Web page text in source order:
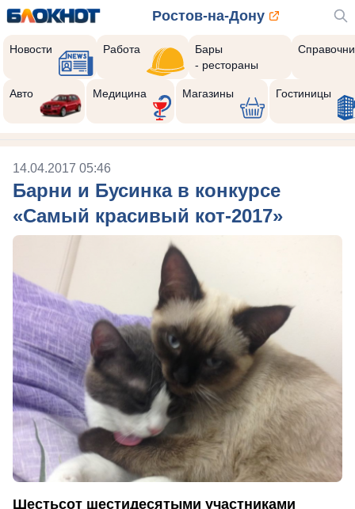
Ростов-на-Дону
Новости Работа
Бары
- рестораны
Авто Медицина Магазины Гостиницы
14.04.2017 05:46
Барни и Бусинка в конкурсе
«Самый красивый кот-2017»
Шестьсот шестидесятыми участниками